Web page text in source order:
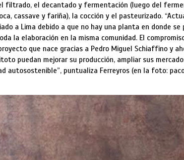
filtrado, el decantado y fermentación (luego del
cassave y fariña), la cocción y el pasteurizado.
a Lima debido a que no hay una planta en donde se
la elaboración en la misma comunidad. El
que nace gracias a Pedro Miguel Schiaffino y
puedan mejorar su producción, ampliar sus
autosostenible”, puntualiza Ferreyros (en la foto: